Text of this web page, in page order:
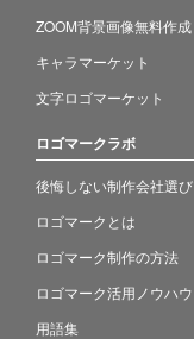
ZOOM背景画像無料作成
キャラマーケット
文字ロゴマーケット
ロゴマークラボ
後悔しない制作会社選び
ロゴマークとは
ロゴマーク制作の方法
ロゴマーク活用ノウハウ
用語集